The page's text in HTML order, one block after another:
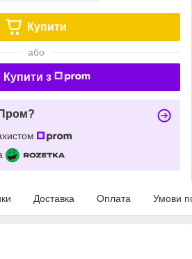
Купити
або
Купити з
Доставка Оплата Умови